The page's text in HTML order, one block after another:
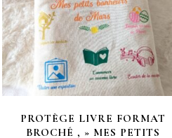
PROTÈGE LIVRE FORMAT
BROCHÉ , » MES PETITS